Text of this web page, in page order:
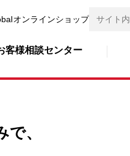
オンラインショップ
客様相談センター
、